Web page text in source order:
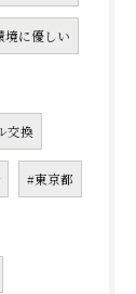
境に優しい
交換
#東京都